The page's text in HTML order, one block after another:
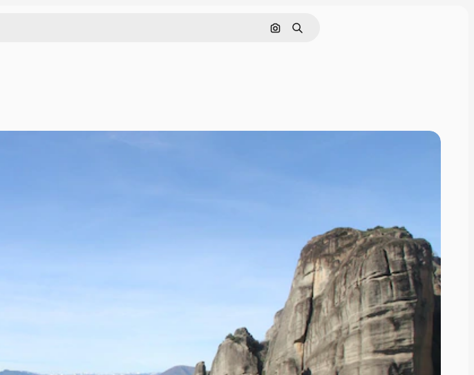
Pesquisar por imagem
Buscar